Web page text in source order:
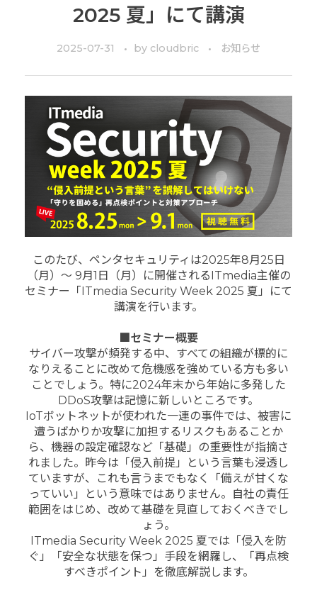
2025 夏」にて講演
2025-07-31 by cloudbric お知らせ
このたび、ペンタセキュリティは2025年8月25日
（月）～ 9月1日（月）に開催されるITmedia主催の
セミナー「ITmedia Security Week 2025 夏」にて
講演を行います。
■セミナー概要
サイバー攻撃が頻発する中、すべての組織が標的に
なりえることに改めて危機感を強めている方も多い
ことでしょう。特に2024年末から年始に多発した
DDoS攻撃は記憶に新しいところです。
IoTボットネットが使われた一連の事件では、被害に
遭うばかりか攻撃に加担するリスクもあることか
ら、機器の設定確認など「基礎」の重要性が指摘さ
れました。昨今は「侵入前提」という言葉も浸透し
ていますが、これも言うまでもなく「備えが甘くな
っていい」という意味ではありません。自社の責任
範囲をはじめ、改めて基礎を見直しておくべきでし
ょう。
ITmedia Security Week 2025 夏では「侵入を防
ぐ」「安全な状態を保つ」手段を網羅し、「再点検
すべきポイント」を徹底解説します。